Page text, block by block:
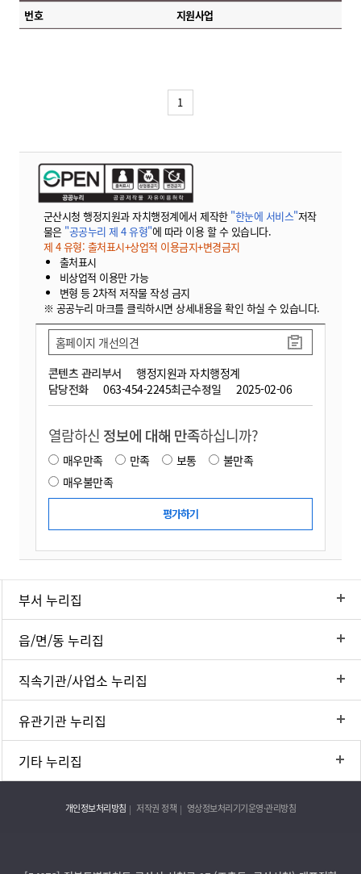
번호 지원사업
1
군산시청 행정지원과 자치행정계에서 제작한 "한눈에 서비스"저작
물은 "공공누리 제 4 유형"에 따라 이용 할 수 있습니다.
제 4 유형: 출처표시+상업적 이용금지+변경금지
출처표시
비상업적 이용만 가능
변형 등 2차적 저작물 작성 금지
※ 공공누리 마크를 클릭하시면 상세내용을 확인 하실 수 있습니다.
콘텐츠 관리부서
행정지원과 자치행정계
담당전화
063-454-2245최근수정일 2025-02-06
홈페이지 개선의견
열람하신 정보에 대해 만족하십니까?
매우만족 만족 보통
불만족
매우불만족
부서 누리집
읍/면/동 누리집
직속기관/사업소 누리집
유관기관 누리집
기타 누리집
개인정보처리방침 저작권 정책 영상정보처리기기운영·관리방침